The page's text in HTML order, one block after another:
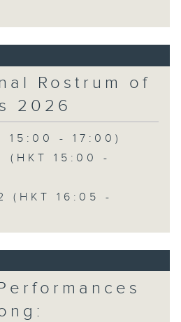
Rostrum of
2026
15:00 - 17:00)
(HKT 15:00 -
(HKT 16:05 -